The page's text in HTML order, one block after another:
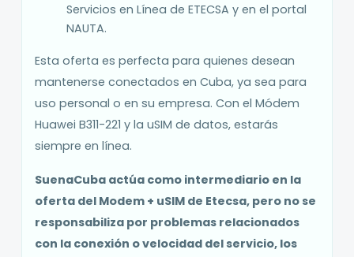
Servicios en Línea de ETECSA y en el portal
NAUTA.
Esta oferta es perfecta para quienes desean
mantenerse conectados en Cuba, ya sea para
uso personal o en su empresa. Con el Módem
Huawei B311-221 y la uSIM de datos, estarás
siempre en línea.
SuenaCuba actúa como intermediario en la
oferta del Modem + uSIM de Etecsa, pero no se
responsabiliza por problemas relacionados
con la conexión o velocidad del servicio, los